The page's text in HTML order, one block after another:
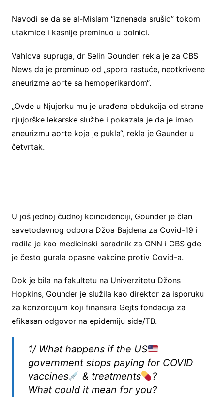
Navodi se da se al-Mislam “iznenada srušio” tokom
utakmice i kasnije preminuo u bolnici.
Vahlova supruga, dr Selin Gounder, rekla je za CBS
News da je preminuo od „sporo rastuće, neotkrivene
aneurizme aorte sa hemoperikardom“.
„Ovde u Njujorku mu je urađena obdukcija od strane
njujorške lekarske službe i pokazala je da je imao
aneurizmu aorte koja je pukla“, rekla je Gaunder u
četvrtak.
U još jednoj čudnoj koincidenciji, Gounder je član
savetodavnog odbora Džoa Bajdena za Covid-19 i
radila je kao medicinski saradnik za CNN i CBS gde
je često gurala opasne vakcine protiv Covid-a.
Dok je bila na fakultetu na Univerzitetu Džons
Hopkins, Gounder je služila kao direktor za isporuku
za konzorcijum koji finansira Gejts fondacija za
efikasan odgovor na epidemiju side/TB.
1/ What happens if the US
government stops paying for COVID
vaccines
& treatments
?
What could it mean for you?